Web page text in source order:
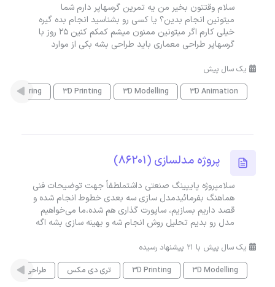
سلام وقتتون بخیر من یه تمرین گرسهاپر دارم شما
میتونین انجام بدین؟ یا کسی رو بشناسید انجام بده گیره
خیلی کارم اگر میتونین ممنون میشم کمکم کنین ۲۵ روز با
گرسهاپر طراحی معماری باید طراحی بشه بکی از موارد
یک سال پیش
3D Animation
3D Modelling
3D Printing
Rendering
پروژه مدلسازی (86201)
سلامپروژه پایپینگ صنعتی داشتملطفاً جهت توضیحات فنی
هماهنگ بفرمائیدمدل سازی سه بعدی خطوط انجام شده و
قصد داریم بسازیم، ساپورت گذاری هم شده،ما می‌خواهیم
مدل رو بدیم تحلیل روش انجام شه و بهینه سازی بشه اگه
یک سال پیش با 21 پیشنهاد رسیده
3D Modelling
3D Printing تری دی مکس طراحی صنعتی